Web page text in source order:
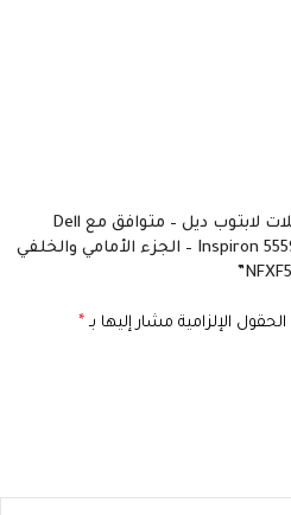
كن أول من يقيم “هاوسينج مفصلات لابتوب ديل – متوافق مع Dell
Inspiron 5559, 5558, 5555, Vostro 3558, V3559 – الجزء الأمامي والخلفي
الحقول الإلزامية مشار إليها بـ *